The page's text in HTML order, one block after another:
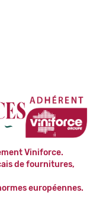
Viniforce.
de fournitures,
européennes.